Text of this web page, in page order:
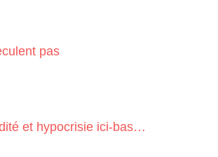
pas
et hypocrisie ici-bas…